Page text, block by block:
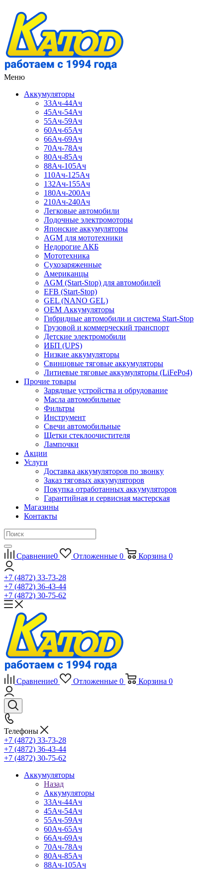
Меню
Аккумуляторы
33Ач-44Ач
45Ач-54Ач
55Ач-59Ач
60Ач-65Ач
66Ач-69Ач
70Ач-78Ач
80Ач-85Ач
88Ач-105Ач
110Ач-125Ач
132Ач-155Ач
180Ач-200Ач
210Ач-240Ач
Легковые автомобили
Лодочные электромоторы
Японские аккумуляторы
AGM для мототехники
Недорогие АКБ
Мототехника
Сухозаряженные
Американцы
AGM (Start-Stop) для автомобилей
EFB (Start-Stop)
GEL (NANO GEL)
OEM Аккумуляторы
Гибридные автомобили и система Start-Stop
Грузовой и коммерческий транспорт
Детские электромобили
ИБП (UPS)
Низкие аккумуляторы
Свинцовые тяговые аккумуляторы
Литиевые тяговые аккумуляторы (LiFePo4)
Прочие товары
Зарядные устройства и обрудование
Масла автомобильные
Фильтры
Инструмент
Свечи автомобильные
Щетки стеклоочистителя
Лампочки
Акции
Услуги
Доставка аккумуляторов по звонку
Заказ тяговых аккумуляторов
Покупка отработанных аккумуляторов
Гарантийная и сервисная мастерская
Магазины
Контакты
Сравнение0 Отложенные 0 Корзина 0
+7 (4872) 33-73-28
+7 (4872) 36-43-44
+7 (4872) 30-75-62
Сравнение0 Отложенные 0 Корзина 0
Телефоны
+7 (4872) 33-73-28
+7 (4872) 36-43-44
+7 (4872) 30-75-62
Аккумуляторы
Назад
Аккумуляторы
33Ач-44Ач
45Ач-54Ач
55Ач-59Ач
60Ач-65Ач
66Ач-69Ач
70Ач-78Ач
80Ач-85Ач
88Ач-105Ач